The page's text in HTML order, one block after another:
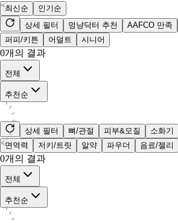
최신순
인기순
상세 필터
멍냥닥터 추천 AAFCO 만족
퍼피/키튼
어덜트 시니어
0개의 결과
전체
추천순
상세 필터 뼈/관절 피부&모질 소화기
면역력
저키/트릿 알약 파우더 음료/젤리
0개의 결과
전체
추천순